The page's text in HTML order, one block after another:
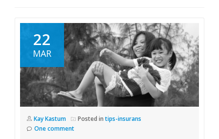
22
MAR
Kay Kastum Posted intips-insurans
One comment